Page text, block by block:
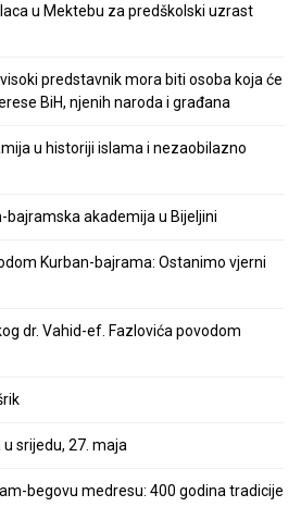
u Mektebu za predškolski uzrast
predstavnik mora biti osoba koja će
BiH, njenih naroda i građana
u historiji islama i nezaobilazno
bajramska akademija u Bijeljini
Kurban-bajrama: Ostanimo vjerni
dr. Vahid-ef. Fazlovića povodom
srijedu, 27. maja
begovu medresu: 400 godina tradicije